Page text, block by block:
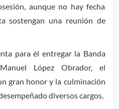
aunque no hay fecha
sostengan una reunión de
para él entregar la Banda
López Obrador, el
gran honor y la culminación
diversos cargos.